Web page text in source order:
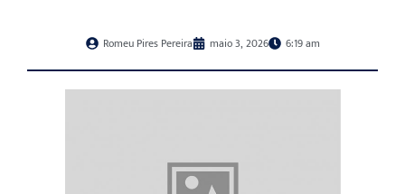
Romeu Pires Pereira maio 3, 2026 6:19 am